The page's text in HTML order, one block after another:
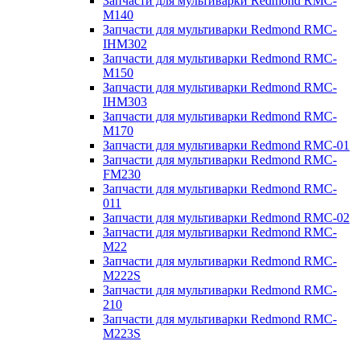
M140
Запчасти для мультиварки Redmond RMC-
IHM302
Запчасти для мультиварки Redmond RMC-
M150
Запчасти для мультиварки Redmond RMC-
IHM303
Запчасти для мультиварки Redmond RMC-
M170
Запчасти для мультиварки Redmond RMC-01
Запчасти для мультиварки Redmond RMC-
FM230
Запчасти для мультиварки Redmond RMC-
011
Запчасти для мультиварки Redmond RMC-02
Запчасти для мультиварки Redmond RMC-
M22
Запчасти для мультиварки Redmond RMC-
M222S
Запчасти для мультиварки Redmond RMC-
210
Запчасти для мультиварки Redmond RMC-
M223S